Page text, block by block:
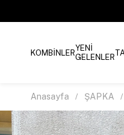
KOMBİNLERYENİ
GELENLER
Anasayfa ŞAPKA